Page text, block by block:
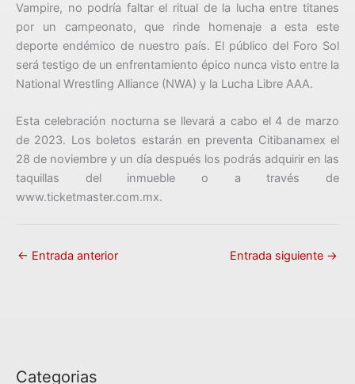
Vampire, no podría faltar el ritual de la lucha entre titanes
por un campeonato, que rinde homenaje a esta este
deporte endémico de nuestro país. El público del Foro Sol
será testigo de un enfrentamiento épico nunca visto entre la
National Wrestling Alliance (NWA) y la Lucha Libre AAA.
Esta celebración nocturna se llevará a cabo el 4 de marzo
de 2023. Los boletos estarán en preventa Citibanamex el
28 de noviembre y un día después los podrás adquirir en las
taquillas del inmueble o a través de
www.ticketmaster.com.mx.
← Entrada anterior Entrada siguiente →
Categorias
C